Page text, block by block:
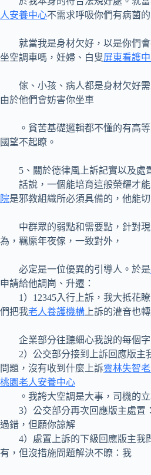
人安養中心不需求呼吸你們有病菌的
就當我是身材欠好，以是你們會
坐空調車嗎，妊婦、白叟屏東看護
傢、小孩、病人都是身材欠好需
由於他們會妨害你坐車
。貧苦基礎邏輯都不懂的有高等
國望不起瞭。
5、關於德律風上訴記實以及處
話說，一個能培育這般榮耀才能
院是邪教組織所必須具備的，他能切
中群眾的弱點和需要點，針對現
為，羈縻年夜傢，一致對外，
必定是一位優異的引導人。於是
申請給他調崗、升遷：
1）12345入行上訴，我大抵花瞭
們把我老人養護機構 上訴的灌音也
企業部分往聽細心我說的每個字
2）公交部分接到上訴回應版主
問題，沒有收到什麼上訴雲林失智
桃園老人安養中心
。我誇大空調是大事，司機的立
3）公交部分再次回應版主處置
過錯，但願你諒解
4）處置上訴的下級回應版主我
有，但沒措施問題解決不瞭：我